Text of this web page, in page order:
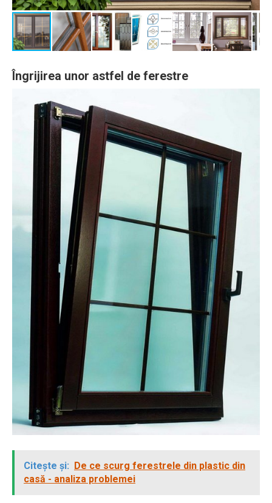
Îngrijirea unor astfel de ferestre
Citește și: De ce scurg ferestrele din plastic din
casă - analiza problemei